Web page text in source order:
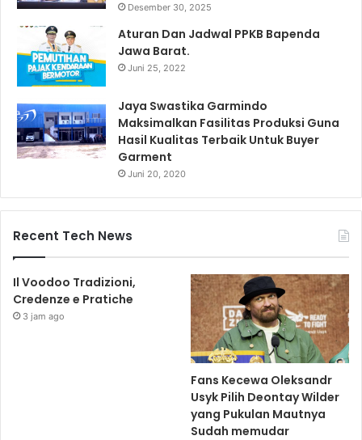
Desember 30, 2025
Aturan Dan Jadwal PPKB Bapenda
Jawa Barat.
Juni 25, 2022
Jaya Swastika Garmindo
Maksimalkan Fasilitas Produksi Guna
Hasil Kualitas Terbaik Untuk Buyer
Garment
Juni 20, 2020
Recent Tech News
Il Voodoo Tradizioni,
Credenze e Pratiche
3 jam ago
Fans Kecewa Oleksandr
Usyk Pilih Deontay Wilder
yang Pukulan Mautnya
Sudah memudar